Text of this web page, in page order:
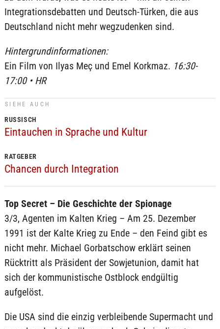
Integrationsdebatten und Deutsch-Türken, die aus
Deutschland nicht mehr wegzudenken sind.
Hintergrundinformationen:
Ein Film von Ilyas Meç und Emel Korkmaz. 16:30-
17:00 • HR
SIEHE AUCH
RUSSISCH
Eintauchen in Sprache und Kultur
RATGEBER
Chancen durch Integration
Top Secret – Die Geschichte der Spionage
3/3, Agenten im Kalten Krieg – Am 25. Dezember
1991 ist der Kalte Krieg zu Ende – den Feind gibt es
nicht mehr. Michael Gorbatschow erklärt seinen
Rücktritt als Präsident der Sowjetunion, damit hat
sich der kommunistische Ostblock endgültig
aufgelöst.
Die USA sind die einzig verbleibende Supermacht und